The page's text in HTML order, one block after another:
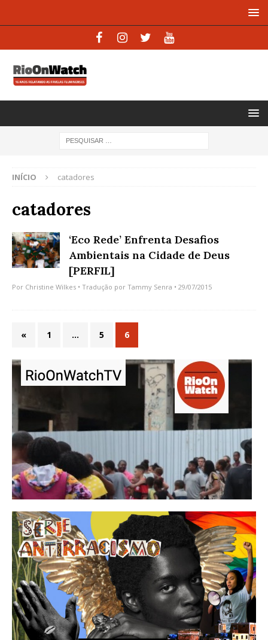
INÍCIO catadores
catadores
‘Eco Rede’ Enfrenta Desafios
Ambientais na Cidade de Deus
[PERFIL]
Por Christine Wilkes • Tradução por Tammy Senra • 29/07/2015
« 1 … 5 6